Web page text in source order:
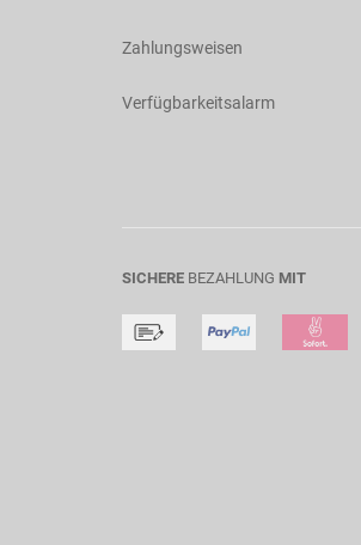
Zahlungsweisen
Verfügbarkeitsalarm
SICHERE BEZAHLUNG MIT